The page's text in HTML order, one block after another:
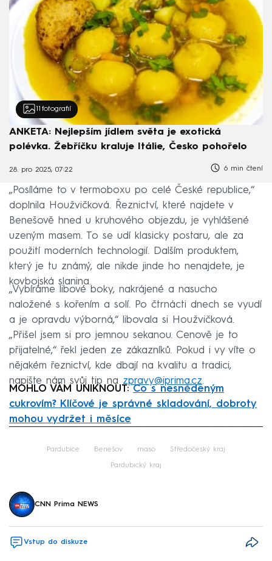
fotografií
ANKETA: Nejlepším jídlem světa je exotická
polévka. Žebříčku kraluje Itálie, Česko pohořelo
28. pro 2025, 07:22 6 min čtení
„Posíláme to v termoboxu po celé České republice,“
doplnila Houžvičková. Řeznictví, které najdete v
Benešově hned u kruhového objezdu, je vyhlášené
uzeným masem. To se udí klasicky postaru, ale za
použití moderních technologií. Dalším produktem,
který je tu známý, ale nikde jinde ho nenajdete, je
kovbojská slanina.
„Vybíráme libové boky, nakrájené a nasucho
naložené s kořením a solí. Po čtrnácti dnech se vyudí
a je opravdu výborná,“ libovala si Houžvičková.
„Přišel jsem si pro jemnou sekanou. Cenově je to
přijatelné,“ řekl jeden ze zákazníků. Pokud i vy víte o
nějakém řeznictví, kde dbají na kvalitu a tradici,
napište nám svůj tip na zpravy@iprima.cz.
MOHLO VÁM UNIKNOUT: Co s nesnědeným
cukrovím? Klíčové je správné skladování, dobroty
mohou vydržet i měsíce
Pardubice Benešov maso Středočeský kraj
Pardubický kraj
CNN Prima NEWS
Vstup do diskuze